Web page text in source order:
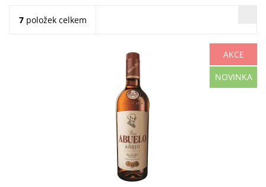
7 položek celkem
AKCE
NOVINKA
Rum Abuelo 5 YO zraje v sudech po whisky a bourbonech.
Vychutnejte si jeho jedinečnou chuť s jemnými dubovými
a kořeněnými tóny. Ideální pro každou...